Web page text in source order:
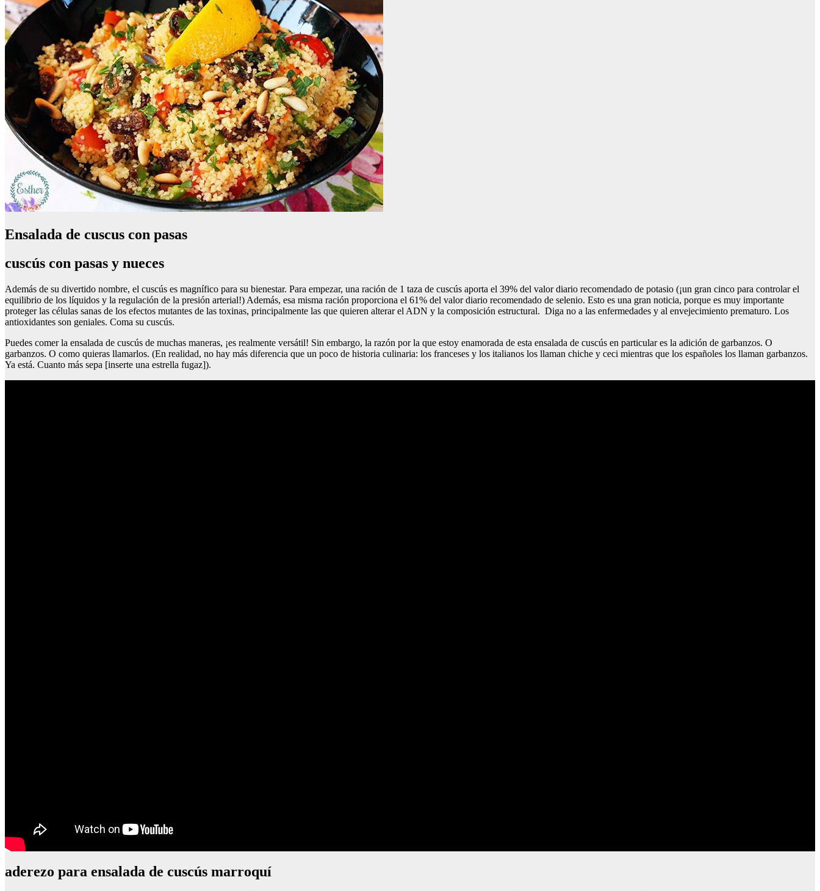
Ensalada de cuscus con pasas
cuscús con pasas y nueces
Además de su divertido nombre, el cuscús es magnífico para su bienestar. Para empezar, una ración de 1 taza de cuscús aporta el 39% del valor diario recomendado de potasio (¡un gran cinco para controlar el
equilibrio de los líquidos y la regulación de la presión arterial!) Además, esa misma ración proporciona el 61% del valor diario recomendado de selenio. Esto es una gran noticia, porque es muy importante
proteger las células sanas de los efectos mutantes de las toxinas, principalmente las que quieren alterar el ADN y la composición estructural. Diga no a las enfermedades y al envejecimiento prematuro. Los
antioxidantes son geniales. Coma su cuscús.
Puedes comer la ensalada de cuscús de muchas maneras, ¡es realmente versátil! Sin embargo, la razón por la que estoy enamorada de esta ensalada de cuscús en particular es la adición de garbanzos. O
garbanzos. O como quieras llamarlos. (En realidad, no hay más diferencia que un poco de historia culinaria: los franceses y los italianos los llaman chiche y ceci mientras que los españoles los llaman garbanzos.
Ya está. Cuanto más sepa [inserte una estrella fugaz]).
aderezo para ensalada de cuscús marroquí